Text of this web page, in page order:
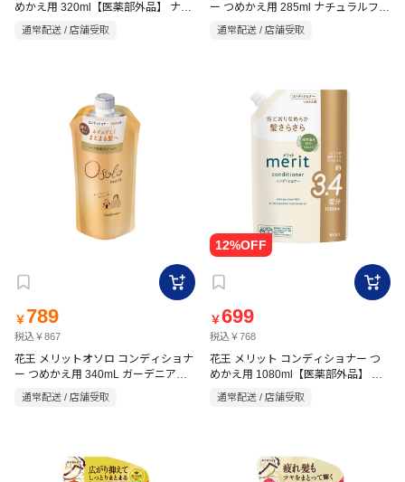
めかえ用 320ml【医薬部外品】 ナチ
ュラルフローラルのやさしい香り
通常配送 / 店舗受取
ー つめかえ用 285ml ナチュラルフロ
ーラルのやさしい香り
通常配送 / 店舗受取
￥ 789
税込￥867
花王 メリットオソロ コンディショナ
ー つめかえ用 340mL ガーデニア＆
サボンの香り
通常配送 / 店舗受取
￥699
税込￥768
花王 メリット コンディショナー つ
めかえ用 1080ml【医薬部外品】 ナ
チュラルフローラルのやさしい香り
通常配送 / 店舗受取